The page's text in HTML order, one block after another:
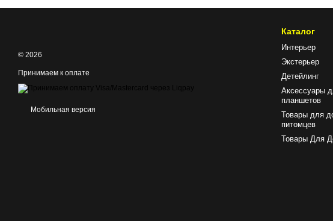
© 2026
Принимаем к оплате
Мобильная версия
Каталог
Интерьер
Экстерьер
Детейлинг
Аксессуары
планшетов
Товары для
питомцев
Товары Для